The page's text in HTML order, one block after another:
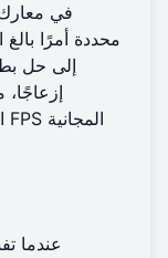
في
محددة أمرًا
إلى حل
عندما